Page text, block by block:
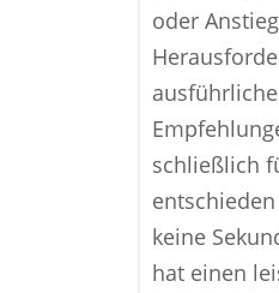
oder
schließlich
keine
hat einen